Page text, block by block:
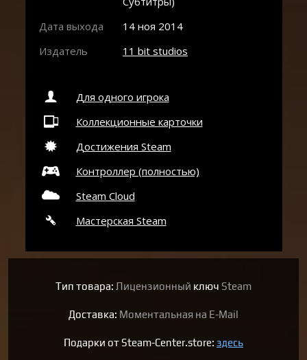
Дата выхода
14 ноя 2014
Издатель
11 bit studios
Для одного игрока
Коллекционные карточки
Достижения Steam
Контроллер (полностью)
Steam Cloud
Мастерская Steam
Тип товара: Лицензионный ключ Steam
Доставка: Моментальная на E-Mail
Подарки от Steam-Center.store: здесь